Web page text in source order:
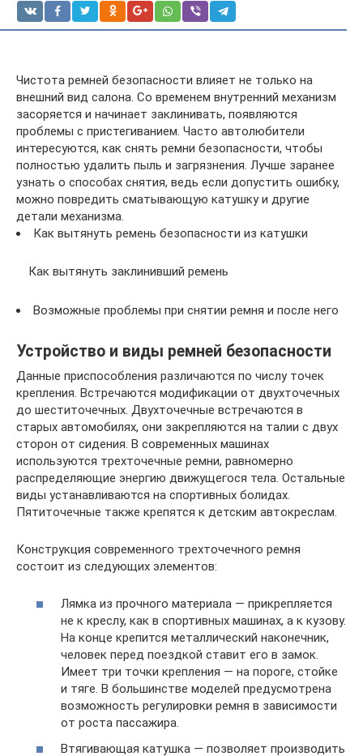
Чистота ремней безопасности влияет не только на
внешний вид салона. Со временем внутренний механизм
засоряется и начинает заклинивать, появляются
проблемы с пристегиванием. Часто автолюбители
интересуются, как снять ремни безопасности, чтобы
полностью удалить пыль и загрязнения. Лучше заранее
узнать о способах снятия, ведь если допустить ошибку,
можно повредить сматывающую катушку и другие
детали механизма.
Как вытянуть ремень безопасности из катушки
Как вытянуть заклинивший ремень
Возможные проблемы при снятии ремня и после него
Устройство и виды ремней безопасности
Данные приспособления различаются по числу точек
крепления. Встречаются модификации от двухточечных
до шеститочечных. Двухточечные встречаются в
старых автомобилях, они закрепляются на талии с двух
сторон от сидения. В современных машинах
используются трехточечные ремни, равномерно
распределяющие энергию движущегося тела. Остальные
виды устанавливаются на спортивных болидах.
Пятиточечные также крепятся к детским автокреслам.
Конструкция современного трехточечного ремня
состоит из следующих элементов:
Лямка из прочного материала — прикрепляется
не к креслу, как в спортивных машинах, а к кузову.
На конце крепится металлический наконечник,
человек перед поездкой ставит его в замок.
Имеет три точки крепления — на пороге, стойке
и тяге. В большинстве моделей предусмотрена
возможность регулировки ремня в зависимости
от роста пассажира.
Втягивающая катушка — позволяет производить